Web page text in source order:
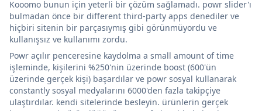
Kooomo bunun için yeterli bir çözüm sağlamadı. powr slider'ı
bulmadan önce bir different third-party apps denediler ve
hiçbiri sitenin bir parçasıymış gibi görünmüyordu ve
kullanışsız ve kullanımı zordu.
Powr açılır penceresine kaydolma a small amount of time
işleminde, kişilerini %250'nin üzerinde boost (600'ün
üzerinde gerçek kişi) başardılar ve powr sosyal kullanarak
constantly sosyal medyalarını 6000'den fazla takipçiye
ulaştırdılar. kendi sitelerinde besleyin. ürünlerin gerçek